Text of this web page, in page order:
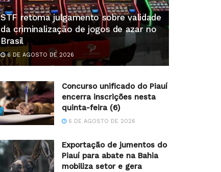
STF retoma julgamento sobre validade
da criminalização de jogos de azar no
Brasil
6 DE AGOSTO DE 2026
Concurso unificado do Piauí
encerra inscrições nesta
quinta-feira (6)
6 DE AGOSTO DE 2026
Exportação de jumentos do
Piauí para abate na Bahia
mobiliza setor e gera